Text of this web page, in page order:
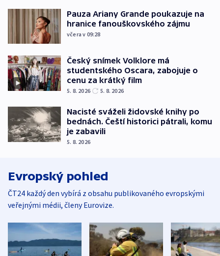
Pauza Ariany Grande poukazuje na
hranice fanouškovského zájmu
včera v 09:28
Český snímek Volklore má
studentského Oscara, zabojuje o
cenu za krátký film
5. 8. 2026 5. 8. 2026
Nacisté sváželi židovské knihy po
bednách. Čeští historici pátrali, komu
je zabavili
5. 8. 2026
Evropský pohled
ČT24 každý den vybírá z obsahu publikovaného evropskými
veřejnými médii, členy Eurovize.